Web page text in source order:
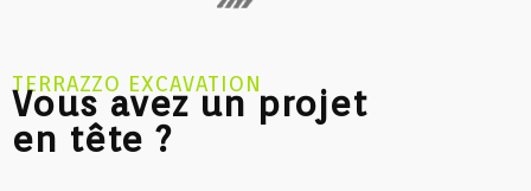
TERRAZZO EXCAVATION
Vous avez un projet
en tête ?